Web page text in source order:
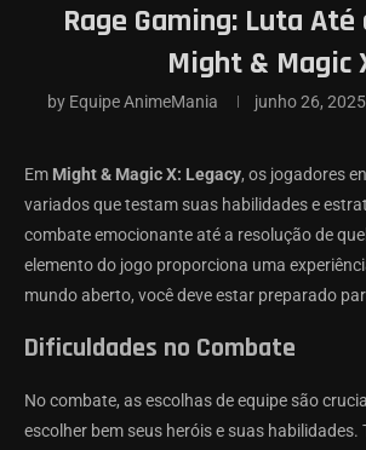
Rage Gaming: Luta Até
Might & Magic
by Equipe AnimeMania junho 26, 2025
Em Might & Magic X: Legacy, os jogadores
variados que testam suas habilidades e
combate emocionante até a resolução de
elemento do jogo proporciona uma
mundo aberto, você deve estar preparado
Dificuldades no Combate
No combate, as escolhas de equipe são
escolher bem seus heróis e suas habilidades.